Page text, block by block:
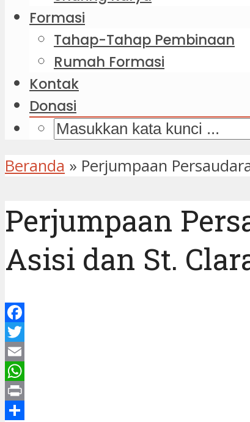
Formasi
Tahap-Tahap Pembinaan
Rumah Formasi
Kontak
Donasi
Beranda » Perjumpaan
Perjumpaan
Asisi dan St.
Facebook
Twitter
Email
WhatsApp
Print